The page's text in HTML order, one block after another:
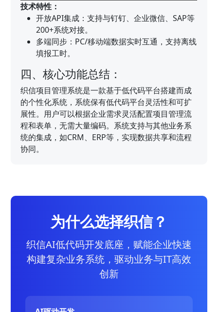
技术特性：
开放API集成：支持与钉钉、企业微信、SAP等
200+系统对接。
多端同步：PC/移动端数据实时互通，支持离线
填报工时。
四、核心功能总结：
织信项目管理系统是一款基于低代码平台搭建而成
的个性化系统，系统保有低代码平台灵活性和可扩
展性。用户可以根据企业需求灵活配置项目管理流
程和表单，无需大量编码。系统支持与其他业务系
统的集成，如CRM、ERP等，实现数据共享和流程
协同。
为什么选择织信？
织信AI低代码开发底座，赋能企业快速
构建复杂业务系统，驱动业务与IT高效
创新